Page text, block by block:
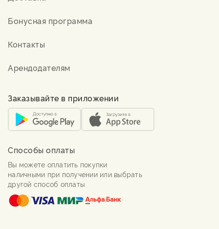
Бонусная программа
Контакты
Арендодателям
Заказывайте в приложении
Способы оплаты
Вы можете оплатить покупки
наличными при получении или выбрать
другой способ оплаты